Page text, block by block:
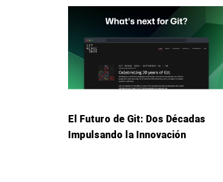
El Futuro de Git: Dos Décadas
Impulsando la Innovación